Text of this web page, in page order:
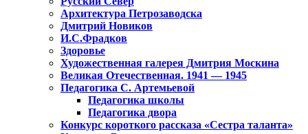
Архитектура Петрозаводска
Дмитрий Новиков
И.С.Фрадков
Здоровье
Художественная галерея Дмитрия Москина
Великая Отечественная. 1941 — 1945
Педагогика С. Артемьевой
Педагогика школы
Педагогика двора
Конкурс короткого рассказа «Сестра таланта»